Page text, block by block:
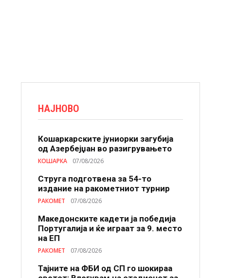
НАЈНОВО
Кошаркарските јуниорки загубија
од Азербејџан во разигрувањето
КОШАРКА 07/08/2026
Струга подготвена за 54-то
издание на ракометниот турнир
РАКОМЕТ 07/08/2026
Македонските кадети ја победија
Португалија и ќе играат за 9. место
на ЕП
РАКОМЕТ 07/08/2026
Тајните на ФБИ од СП го шокираа